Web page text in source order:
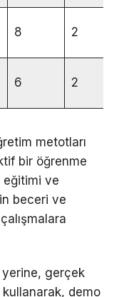
8 2
6 2
metotları
bir öğrenme
eğitimi ve
beceri ve
gerçek
demo